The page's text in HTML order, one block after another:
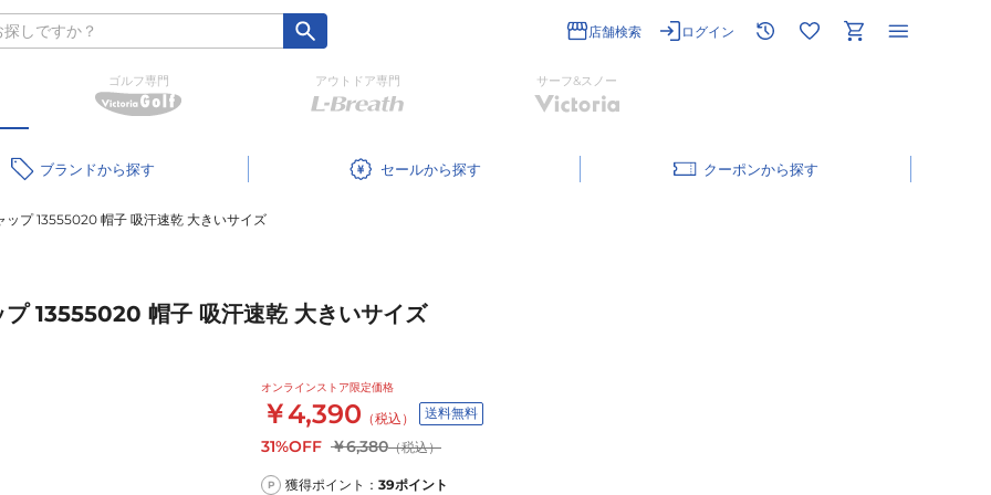
店舗検索 ログイン
ゴルフ専門 アウトドア専門 サーフ&スノー
ブランド セール クーポン
プ 13555020 帽子 吸汗速乾 大きいサイズ
13555020 帽子 吸汗速乾 大きいサイズ
オンラインストア限定価格
￥4,390 （税込） 送料無料
31%OFF ￥6,380（税込）
P 獲得ポイント： 39ポイント